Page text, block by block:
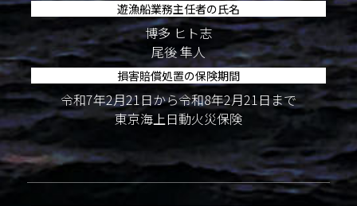
遊漁船業務主任者の氏名
博多 ヒト志
尾後 隼人
損害賠償処置の保険期間
令和7年2月21日から令和8年2月21日まで
東京海上日動火災保険